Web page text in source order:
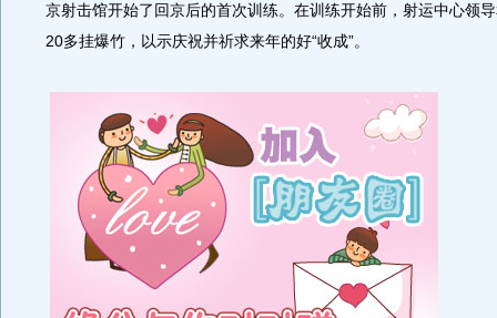
京射击馆开始了回京后的首次训练。在训练开始前，射运中心领
20多挂爆竹，以示庆祝并祈求来年的好“收成”。